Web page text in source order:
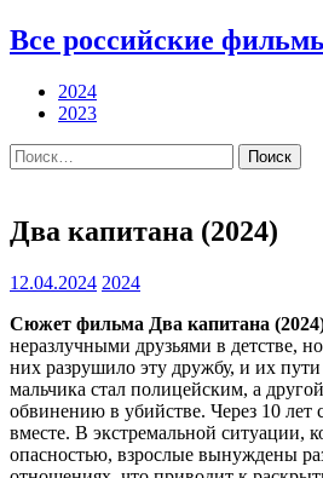
Все российские
2024
2023
Найти:
Два капитана (2024)
12.04.2024 2024
Сюжет фильма Два капитана
неразлучными друзьями в детстве,
них разрушило эту дружбу, и их
мальчика стал полицейским, а
обвинению в убийстве. Через 10 лет
вместе. В экстремальной ситуации,
опасностью, взрослые вынуждены